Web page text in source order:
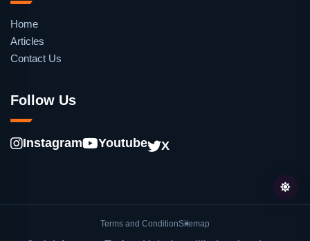
Home
Articles
Contact Us
Follow Us
Instagram Youtube X
Terms and ConditionSitemap